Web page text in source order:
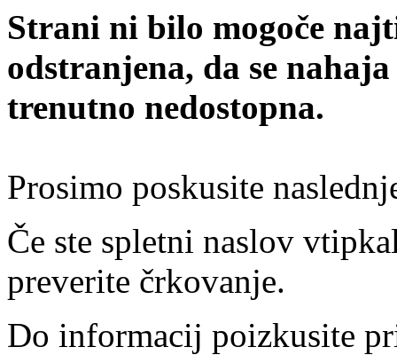
Strani ni bilo mogoče
odstranjena, da se
trenutno nedostopna.
Prosimo poskusite
Če ste spletni naslov
preverite črkovanje.
Do informacij poizkusite